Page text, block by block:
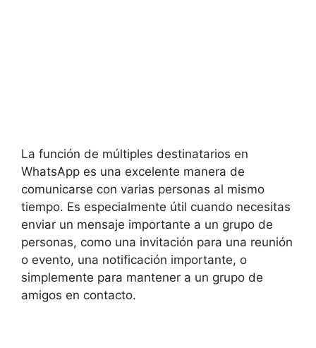
La función de múltiples destinatarios en
WhatsApp es una excelente manera de
comunicarse con varias personas al mismo
tiempo. Es especialmente útil cuando necesitas
enviar un mensaje importante a un grupo de
personas, como una invitación para una reunión
o evento, una notificación importante, o
simplemente para mantener a un grupo de
amigos en contacto.